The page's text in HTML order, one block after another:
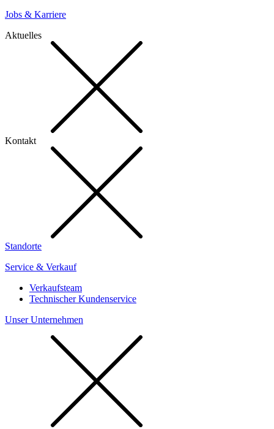
Jobs & Karriere
Aktuelles
Kontakt
Standorte
Service & Verkauf
Verkaufsteam
Technischer Kundenservice
Unser Unternehmen